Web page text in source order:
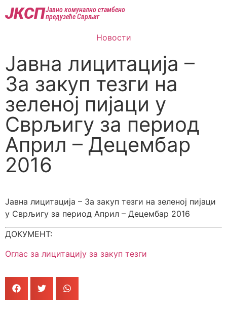
ЈКСПЈавно комунално стамбено
предузеће Сврљиг
Новости
Јавна лицитација –
За закуп тезги на
зеленој пијаци у
Сврљигу за период
Април – Децембар
2016
Јавна лицитација – За закуп тезги на зеленој пијаци
у Сврљигу за период Април – Децембар 2016
ДОКУМЕНТ:
Оглас за лицитацију за закуп тезги